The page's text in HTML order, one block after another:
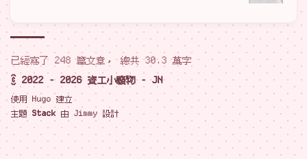
已經寫了 248 篇文章， 總共 30.3 萬字
© 2022 - 2026 資工小廢物 - JN
使用 Hugo 建立
主題 Stack 由 Jimmy 設計